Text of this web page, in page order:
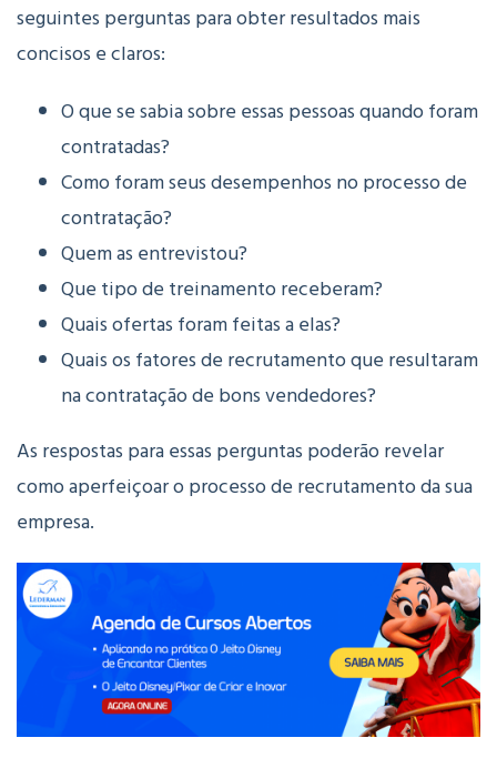
seguintes perguntas para obter resultados mais
concisos e claros:
O que se sabia sobre essas pessoas quando foram
contratadas?
Como foram seus desempenhos no processo de
contratação?
Quem as entrevistou?
Que tipo de treinamento receberam?
Quais ofertas foram feitas a elas?
Quais os fatores de recrutamento que resultaram
na contratação de bons vendedores?
As respostas para essas perguntas poderão revelar
como aperfeiçoar o processo de recrutamento da sua
empresa.